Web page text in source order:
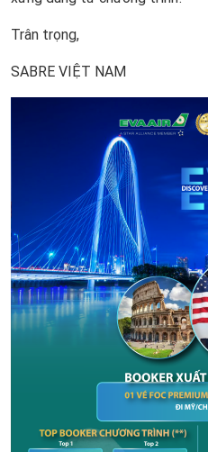
Trân trọng,
SABRE VIỆT NAM